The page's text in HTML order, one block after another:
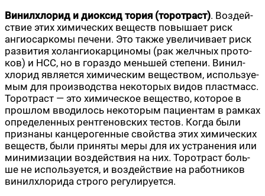
Винил­хло­рид и диок­сид тория (торо­траст). Воз­дей­
ствие этих хими­че­ских веществ повы­ша­ет риск
ангиос­ар­ко­мы пече­ни. Это так­же уве­ли­чи­ва­ет риск
раз­ви­тия холан­гио­кар­ци­но­мы (рак желч­ных про­то­
ков) и HCC, но в гораз­до мень­шей сте­пе­ни. Винил­
хло­рид явля­ет­ся хими­че­ским веще­ством, исполь­зу­е­
мым для про­из­вод­ства неко­то­рых видов пласт­масс.
Торо­траст — это хими­че­ское веще­ство, кото­рое в
про­шлом вво­ди­лось неко­то­рым паци­ен­там в рам­ках
опре­де­лен­ных рент­ге­нов­ских тестов. Когда были
при­зна­ны кан­це­ро­ген­ные свой­ства этих хими­че­ских
веществ, были при­ня­ты меры для их устра­не­ния или
мини­ми­за­ции воз­дей­ствия на них. Торо­траст боль­
ше не исполь­зу­ет­ся, и воз­дей­ствие на работ­ни­ков
винил­хло­ри­да стро­го регулируется.